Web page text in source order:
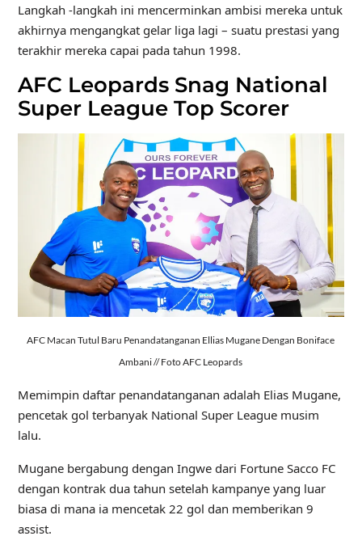
Langkah -langkah ini mencerminkan ambisi mereka untuk
akhirnya mengangkat gelar liga lagi – suatu prestasi yang
terakhir mereka capai pada tahun 1998.
AFC Leopards Snag National
Super League Top Scorer
AFC Macan Tutul Baru Penandatanganan Ellias Mugane Dengan Boniface
Ambani // Foto AFC Leopards
Memimpin daftar penandatanganan adalah Elias Mugane,
pencetak gol terbanyak National Super League musim
lalu.
Mugane bergabung dengan Ingwe dari Fortune Sacco FC
dengan kontrak dua tahun setelah kampanye yang luar
biasa di mana ia mencetak 22 gol dan memberikan 9
assist.